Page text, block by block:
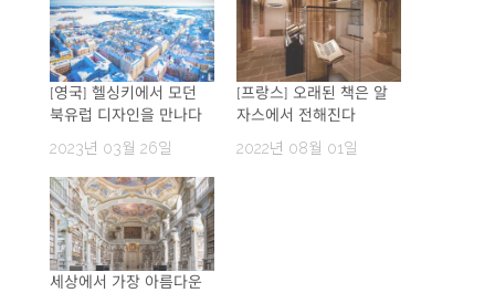
[영국] 헬싱키에서 모던
북유럽 디자인을 만나다
2023년 03월 26일
[프랑스] 오래된 책은 알
자스에서 전해진다
2022년 08월 01일
세상에서 가장 아름다운